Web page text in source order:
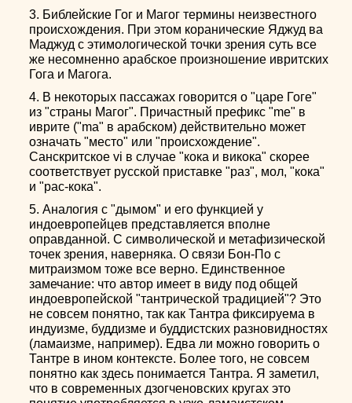
3. Библейские Гог и Магог термины неизвестного
происхождения. При этом коранические Яджуд ва
Маджуд с этимологической точки зрения суть все
же несомненно арабское произношение ивритских
Гога и Магога.
4. В некоторых пассажах говорится о "царе Гоге"
из "страны Магог". Причастный префикс "me" в
иврите ("ma" в арабском) действительно может
означать "место" или "происхождение".
Санскритское vi в случае "кока и викока" скорее
соответствует русской приставке "раз", мол, "кока"
и "рас-кока".
5. Аналогия с "дымом" и его функцией у
индоевропейцев представляется вполне
оправданной. С символической и метафизической
точек зрения, наверняка. О связи Бон-По с
митраизмом тоже все верно. Единственное
замечание: что автор имеет в виду под общей
индоевропейской "тантрической традицией"? Это
не совсем понятно, так как Тантра фиксируема в
индуизме, буддизме и буддистских разновидностях
(ламаизме, например). Едва ли можно говорить о
Тантре в ином контексте. Более того, не совсем
понятно как здесь понимается Тантра. Я заметил,
что в современных дзогченовских кругах это